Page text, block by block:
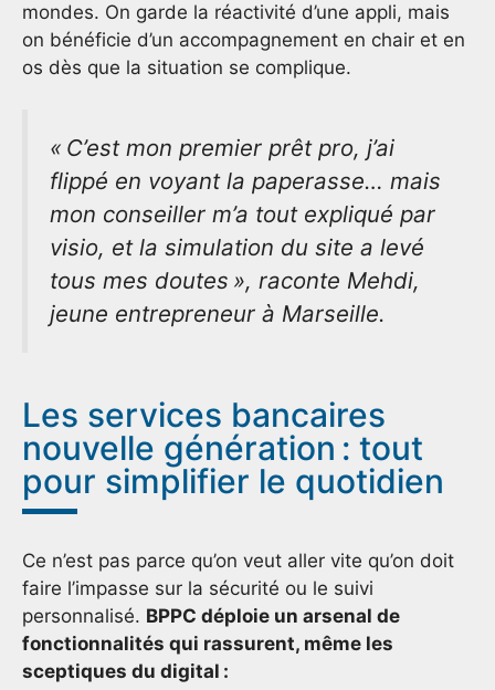
mondes. On garde la réactivité d’une appli, mais
on bénéficie d’un accompagnement en chair et en
os dès que la situation se complique.
« C’est mon premier prêt pro, j’ai
flippé en voyant la paperasse… mais
mon conseiller m’a tout expliqué par
visio, et la simulation du site a levé
tous mes doutes », raconte Mehdi,
jeune entrepreneur à Marseille.
Les services bancaires
nouvelle génération : tout
pour simplifier le quotidien
Ce n’est pas parce qu’on veut aller vite qu’on doit
faire l’impasse sur la sécurité ou le suivi
personnalisé. BPPC déploie un arsenal de
fonctionnalités qui rassurent, même les
sceptiques du digital :